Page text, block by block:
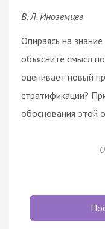
В. Л. Иноземцев
Опираясь на
объясните смысл
оценивает новый
стратификации?
обоснования этой